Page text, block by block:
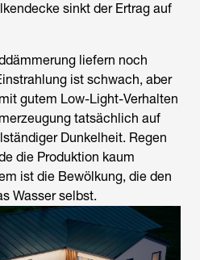
sinkt der Ertrag auf
liefern noch
ist schwach, aber
gutem Low-Light-Verhalten
tatsächlich auf
Dunkelheit. Regen
die Produktion kaum
ist die Bewölkung, die den
Wasser selbst.